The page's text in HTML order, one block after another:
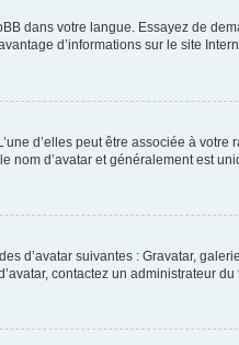
dans votre langue. Essayez de
d’informations sur le site
d’elles peut être associée à
nom d’avatar et généralement est
d’avatar suivantes : Gravatar,
contactez un administrateur du